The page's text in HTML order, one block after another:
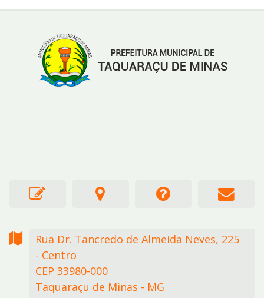
Rua Dr. Tancredo de Almeida Neves, 225
- Centro
CEP 33980-000
Taquaraçu de Minas - MG